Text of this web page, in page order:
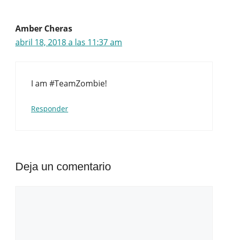
Amber Cheras
abril 18, 2018 a las 11:37 am
I am #TeamZombie!
Responder
Deja un comentario